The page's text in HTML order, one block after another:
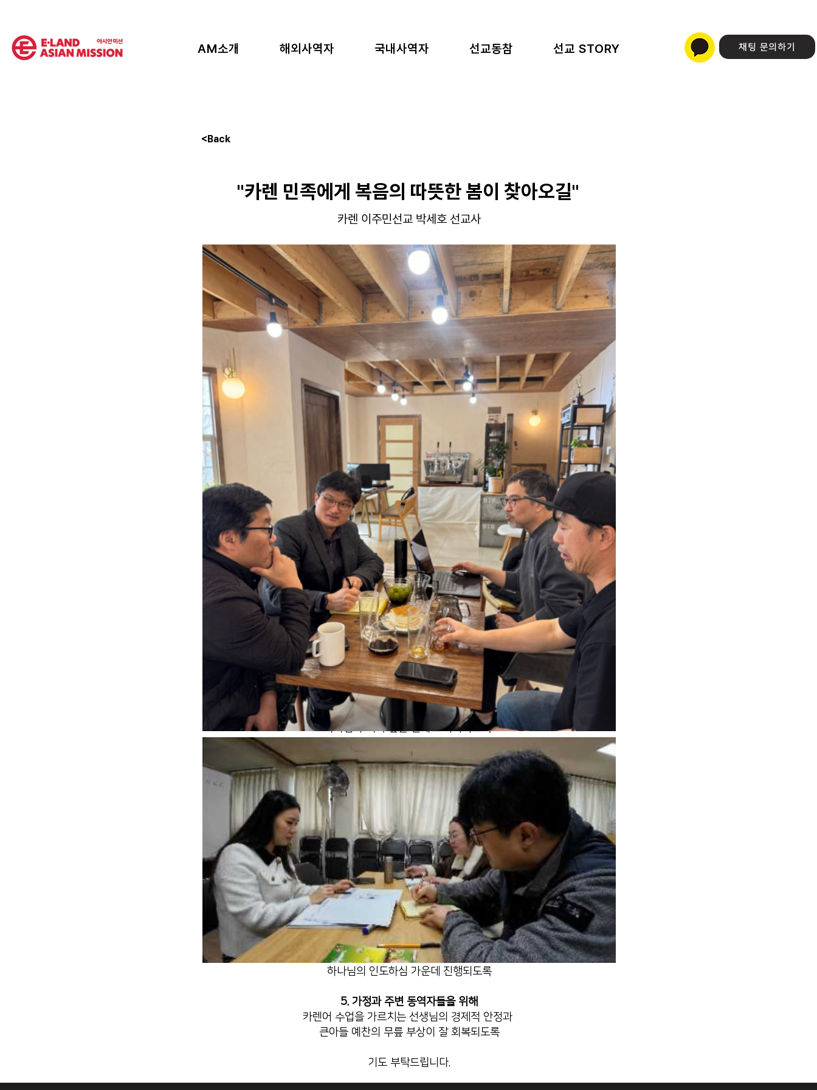
AM소개 해외사역자 국내사역자 선교동참 선교 STORY 채팅 문의하기
<Back
"카렌 민족에게 복음의 따뜻한 봄이 찾아오길"
카렌 이주민선교 박세호 선교사
1. 영적 성장을 위해
하나님과 더욱 깊은 관계로 나아가도록
2. 카렌어 언어훈련과 문화 이해를 위해
카렌어 수업을 통해 언어의 진보가 있고
지혜와 통찰력을 얻어 카렌 문화를 잘 이해하며
인내로 언어 훈련을 감당하도록
3. 카렌 사역과 킨미니스트리 사역을 위해
킨미니스트리 단체 설립과 사역이 잘 세워지고,
카렌 선교를 통해 하나님 나라의
소식이 잘 전해지도록
4. 카렌 난민캠프 방문 사역을 위해
태국 탐힌 카렌 난민캠프 방문 일정 가운데
안전과 재정, 모든 일정이
하나님의 인도하심 가운데 진행되도록
5. 가정과 주변 동역자들을 위해
카렌어 수업을 가르치는 선생님의 경제적 안정과
큰아들 예찬의 무릎 부상이 잘 회복되도록
기도 부탁드립니다.